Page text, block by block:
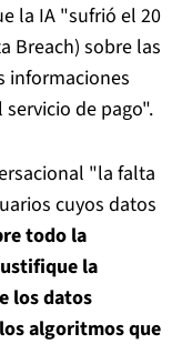
la IA "sufrió el 20
Breach) sobre las
informaciones
de pago".
"la falta
cuyos datos
todo la
la
los datos
algoritmos que